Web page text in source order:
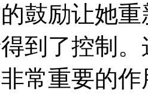
鼓励让她
到了控制
常重要的作